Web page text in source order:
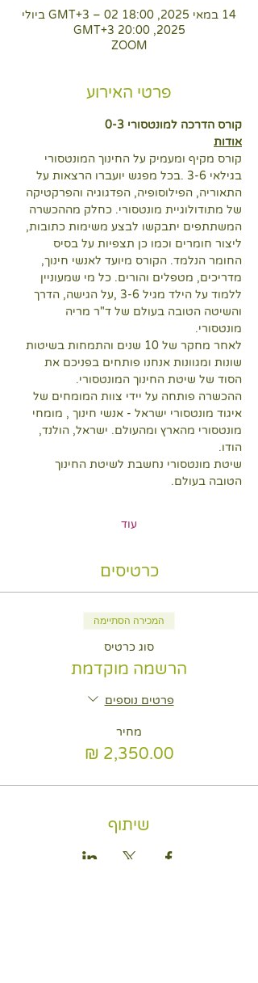
14 במאי 2025, 18:00 GMT‎+3‎ – 02 ביולי
2025, 20:00 GMT‎+3‎
ZOOM
פרטי האירוע
קורס הדרכה למונטסורי 0-3
אודות
קורס מקיף ומעמיק על החינוך המונטסורי
בגילאי 3-6 .בכל מפגש יועברו הרצאות על
התאוריה, הפילוסופיה, הפדגוגיה והפרקטיקה
של מתודולוגיית מונטסורי. כחלק מההכשרה
המשתתפים יתבקשו לבצע משימות כתובות,
ליצור חומרים וכמו כן תצפיות על בסיס
החומר הנלמד. הקורס מיועד לאנשי חינוך,
מדריכים, מטפלים והורים. כל מי שמעוניין
ללמוד על הילד מגיל 3-6 ,על הגישה, הדרך
והשיטה הטובה בעולם של ד"ר מריה
מונטסורי.
לאחר מחקר של 10 שנים והתמחות בשיטות
שונות ומגוונות אנחנו פותחים בפניכם את
הסוד של שיטת החינוך המונטסורי.
ההכשרה פותחה על יידי צוות המומחים של
איגוד מונטסורי ישראל - אנשי חינוך , מומחי
מונטסורי מהארץ ומהעולם. ישראל, הולנד,
הודו.
שיטת מונטסורי נחשבת לשיטת החינוך
הטובה בעולם.
עוד
כרטיסים
המכירה הסתיימה
סוג כרטיס
הרשמה מוקדמת
פרטים נוספים
מחיר
שיתוף